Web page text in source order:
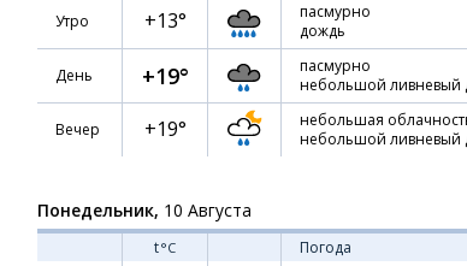
Утро +13°
пасмурно
дождь
День +19°
пасмурно
небольшой ливневый
Вечер +19°
небольшая
небольшой ливневый
Понедельник, 10 Августа
t°C Погода